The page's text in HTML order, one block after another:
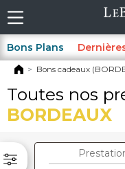
Bons Plans
Bons cadeaux
Toutes nos
BORDEAUX